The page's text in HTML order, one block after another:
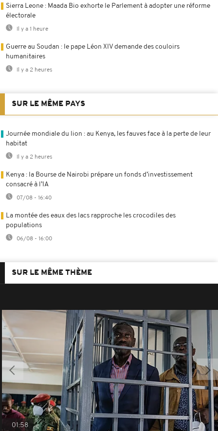
Sierra Leone : Maada Bio exhorte le Parlement à adopter une réforme
électorale
Il y a 1 heure
Guerre au Soudan : le pape Léon XIV demande des couloirs
humanitaires
Il y a 2 heures
SUR LE MÊME PAYS
Journée mondiale du lion : au Kenya, les fauves face à la perte de leur
habitat
Il y a 2 heures
Kenya : la Bourse de Nairobi prépare un fonds d’investissement
consacré à l’IA
07/08 - 16:40
La montée des eaux des lacs rapproche les crocodiles des
populations
06/08 - 16:00
SUR LE MÊME THÈME
01:58